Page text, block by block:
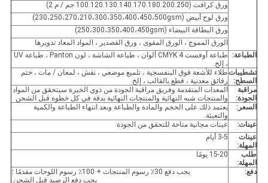
ورق كرافت (100.120.130.140.170.180.200.250 جم / م 2)
ورق لوح أبيض (230،250،270،210،300،350،400،450،500gsm)
ورق البطاقة البيضاء (250،300،350،400،450gsm)
الورق المموج ، الورق المقوى ، ورق القصدير ، المواد المعاد تدويرها
الطباعة:
طباعة أوفست CMYK 4 ألوان ، طباعة الشاشة ، لون Panton ، طباعة UV
، إلخ.
تشطيبات
السطح:
طلاء للأشعة فوق البنفسجية ، تلميع موضعي ، نقش ، لمعان / مات ، ختم
رقائق معدنية ، قطع بالقالب ، إلخ.
مراقبة
الجودة:
المعدات المتقدمة وفريق مراقبة الجودة من ذوي الخبرة سيتحقق من المواد
والمنتجات شبه النهائية والمنتجات النهائية بدقة في كل خطوة قبل الشحن
السعر:
يعتمد ذلك على الحجم والمادة والطباعة وبعد انتهاء الطباعة والكمية
والتعبئة.
عينات:
عينات مجانية متاحة للتحقق من الجودة
عينات
المهلة:
3-5 أيام
طلب
المهلة:
15-20 يومًا
دفع:
يجب دفع 30٪ رسوم المنتجات + 100٪ رسوم اللوحات مقدمًا ؛
يجب دفع الرصيد قبل الشحن.